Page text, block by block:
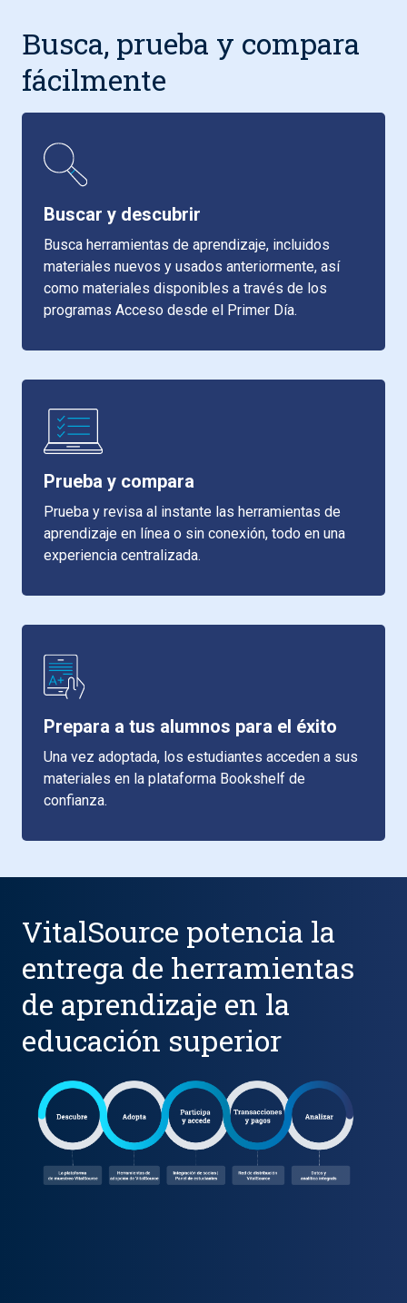
Busca, prueba y compara
fácilmente
Buscar y descubrir
Busca herramientas de aprendizaje, incluidos
materiales nuevos y usados anteriormente, así
como materiales disponibles a través de los
programas Acceso desde el Primer Día.
Prueba y compara
Prueba y revisa al instante las herramientas de
aprendizaje en línea o sin conexión, todo en una
experiencia centralizada.
Prepara a tus alumnos para el éxito
Una vez adoptada, los estudiantes acceden a sus
materiales en la plataforma Bookshelf de
confianza.
VitalSource potencia la
entrega de herramientas
de aprendizaje en la
educación superior